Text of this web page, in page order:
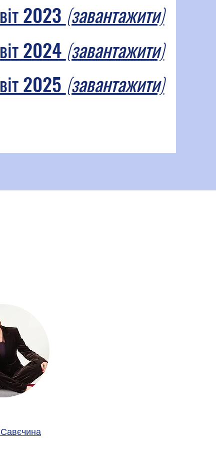
2023 (завантажити)
2024 (завантажити)
2025 (завантажити)
Савєчина